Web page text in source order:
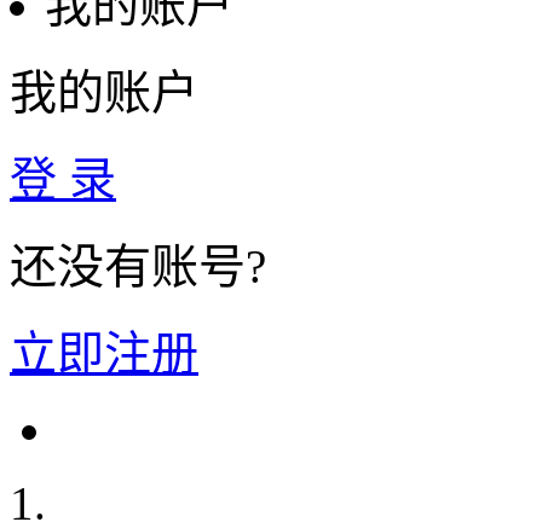
我的账户
登 录
还没有账号?
立即注册